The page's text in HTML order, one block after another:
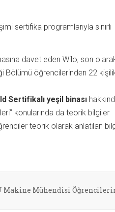
sertifika programlarıyla sınırlı
davet eden Wilo, son
Bölümü öğrencilerinden 22
Sertifikalı yeşil binası
konularında da teorik bilgiler
teorik olarak anlatılan
Makine Mühendisi